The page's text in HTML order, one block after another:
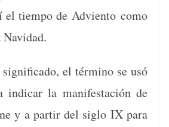
el tiem­po de Advien­to como
el tér­mi­no se usó
indicar la man­i­festación de
y a par­tir del siglo IX para